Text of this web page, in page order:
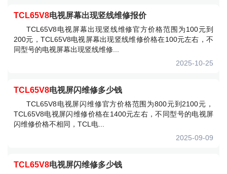
TCL65V8电视屏幕出现竖线维修报价
TCL65V8电视屏幕出现竖线维修官方价格范围为100元到
200元，TCL65V8电视屏幕出现竖线维修价格在100元左右，不
同型号的电视屏幕出现竖线维修...
2025-10-25
TCL65V8电视屏闪维修多少钱
TCL65V8电视屏闪维修官方价格范围为800元到2100元，
TCL65V8电视屏闪维修价格在1400元左右，不同型号的电视屏
闪维修价格不相同，TCL电...
2025-09-09
TCL65V8电视屏闪维修多少钱